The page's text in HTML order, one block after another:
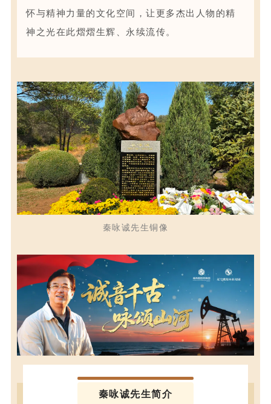
怀与精神力量的文化空间，让更多杰出人物的精
神之光在此熠熠生辉、永续流传。
秦咏诚先生铜像
秦咏诚先生简介